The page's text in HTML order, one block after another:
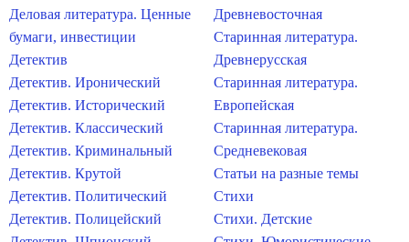
Деловая литература. Ценные
бумаги, инвестиции
Детектив
Детектив. Иронический
Детектив. Исторический
Детектив. Классический
Детектив. Криминальный
Детектив. Крутой
Детектив. Политический
Детектив. Полицейский
Древневосточная
Старинная литература.
Древнерусская
Старинная литература.
Европейская
Старинная литература.
Средневековая
Статьи на разные темы
Стихи
Стихи. Детские